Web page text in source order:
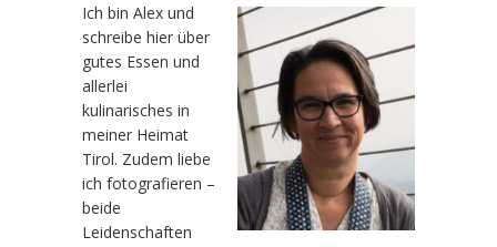
Ich bin Alex und
schreibe hier über
gutes Essen und
allerlei
kulinarisches in
meiner Heimat
Tirol. Zudem liebe
ich fotografieren –
beide
Leidenschaften